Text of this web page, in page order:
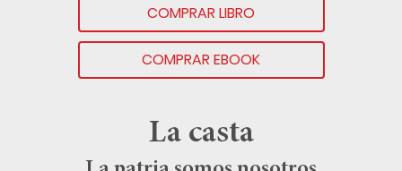
COMPRAR LIBRO
COMPRAR EBOOK
La casta